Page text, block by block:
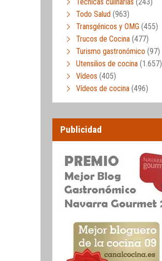
Todo Salud (963)
Transgénicos y OMG (455)
Trucos de Cocina (477)
Turismo gastronómico (97)
Utensilios de cocina (1.657)
Vídeos (405)
Vídeos de cocina (496)
Publicidad